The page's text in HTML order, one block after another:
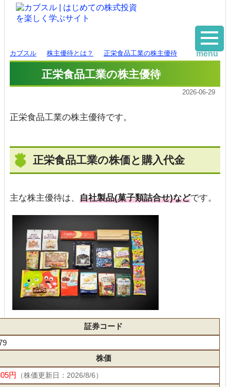
カブスル 株主優待とは？ 正栄食品工業の株主優待
正栄食品工業の株主優待
2026-06-29
正栄食品工業の株主優待です。
正栄食品工業の株価と購入代金
主な株主優待は、 自社製品(菓子類詰合せ)などです。
証券コード
株価
円 （株価更新日：2026/8/6）
menu